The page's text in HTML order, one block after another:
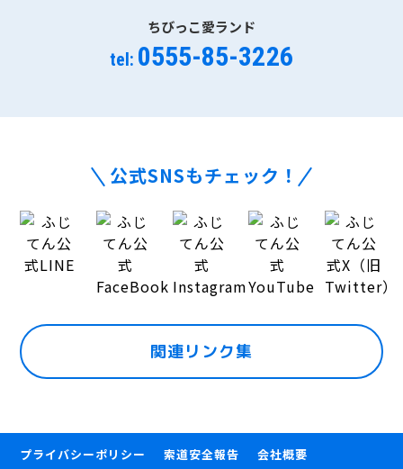
ちびっこ愛ランド
tel: 0555-85-3226
公式SNSもチェック！
関連リンク集
プライバシーポリシー 索道安全報告
会社概要